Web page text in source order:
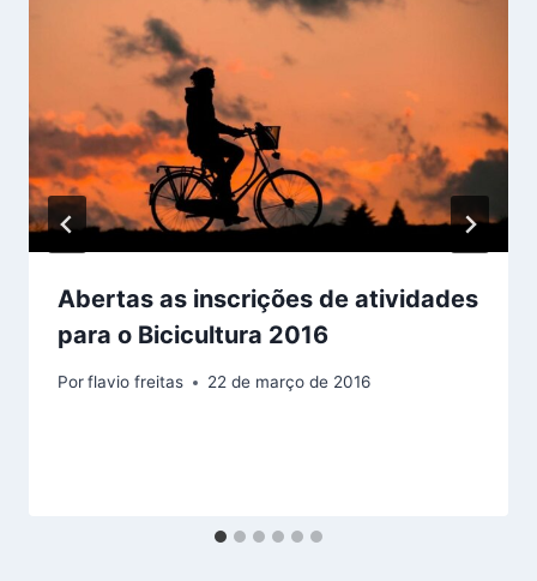
Abertas as inscrições de atividades
para o Bicicultura 2016
Porflavio freitas 22 de março de 2016